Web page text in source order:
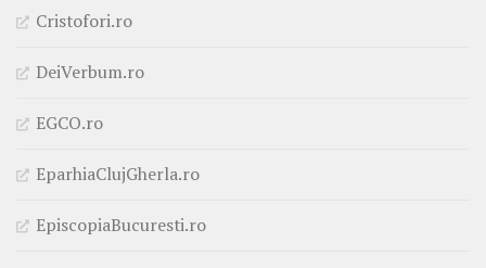
Cristofori.ro
DeiVerbum.ro
EGCO.ro
EparhiaClujGherla.ro
EpiscopiaBucuresti.ro